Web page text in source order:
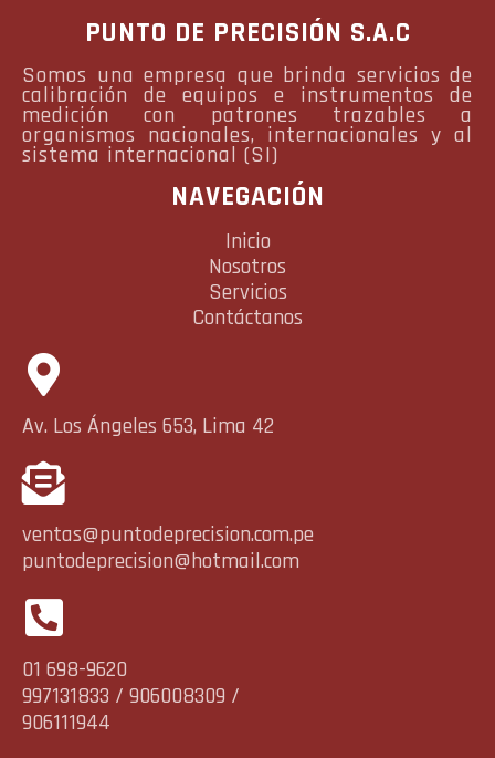
PUNTO DE PRECISIÓN S.A.C
Somos una empresa que brinda servicios de
calibración de equipos e instrumentos de
medición con patrones trazables a
organismos nacionales, internacionales y al
sistema internacional (SI)
NAVEGACIÓN
Inicio
Nosotros
Servicios
Contáctanos
Av. Los Ángeles 653, Lima 42
ventas@puntodeprecision.com.pe
puntodeprecision@hotmail.com
01 698-9620
997131833 / 906008309 /
906111944